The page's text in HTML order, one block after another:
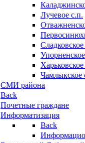
Лучевое с.п.
Сладковское
Чамлыкское
СМИ района
Back
Почетные граждане
Информатизация
Back